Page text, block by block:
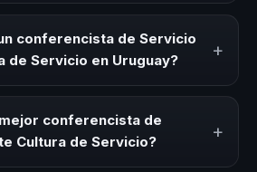
y herramientas aplicables
kick-offs, convenciones anuales,
eventos de integración o
necesita impulsar un cambio
esta temática.
conferencista de Servicio
de Servicio en Uruguay?
+
o virtual) y la duración del evento.
asesoría estratégica sin
conferencista de
Cultura de Servicio?
+